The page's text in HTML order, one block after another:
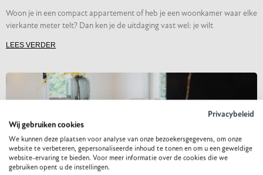
Woon je in een compact appartement of heb je een woonkamer waar elke
vierkante meter telt? Dan ken je de uitdaging vast wel: je wilt
LEES VERDER
Privacybeleid
Wij gebruiken cookies
We kunnen deze plaatsen voor analyse van onze bezoekersgegevens, om onze
website te verbeteren, gepersonaliseerde inhoud te tonen en om u een geweldige
website-ervaring te bieden. Voor meer informatie over de cookies die we
gebruiken opent u de instellingen.